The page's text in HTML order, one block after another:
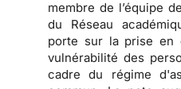
membre de l’équipe
du Réseau
porte sur la prise en
vulnérabilité des
cadre du régime